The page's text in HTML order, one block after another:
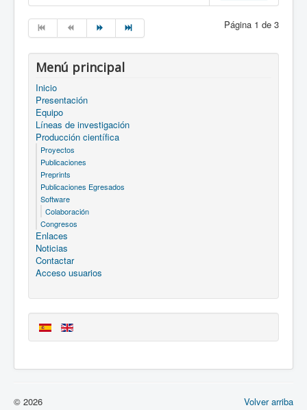
Página 1 de 3
Menú principal
Inicio
Presentación
Equipo
Líneas de investigación
Producción científica
Proyectos
Publicaciones
Preprints
Publicaciones Egresados
Software
Colaboración
Congresos
Enlaces
Noticias
Contactar
Acceso usuarios
Volver arriba
© 2026